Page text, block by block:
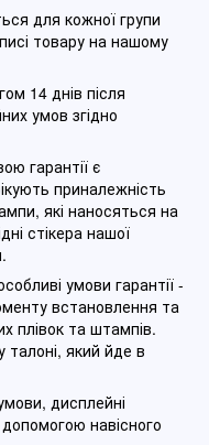
для кожної групи
товару на нашому
14 днів після
умов згідно
гарантії є
приналежність
які наносяться на
стікера нашої
умови гарантії -
встановлення та
плівок та штампів.
талоні, який йде в
дисплейні
навісного